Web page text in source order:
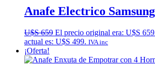
Anafe Electrico
U$S659 El precio original era: U$S
actual es: U$S 499. IVA inc
¡Oferta!